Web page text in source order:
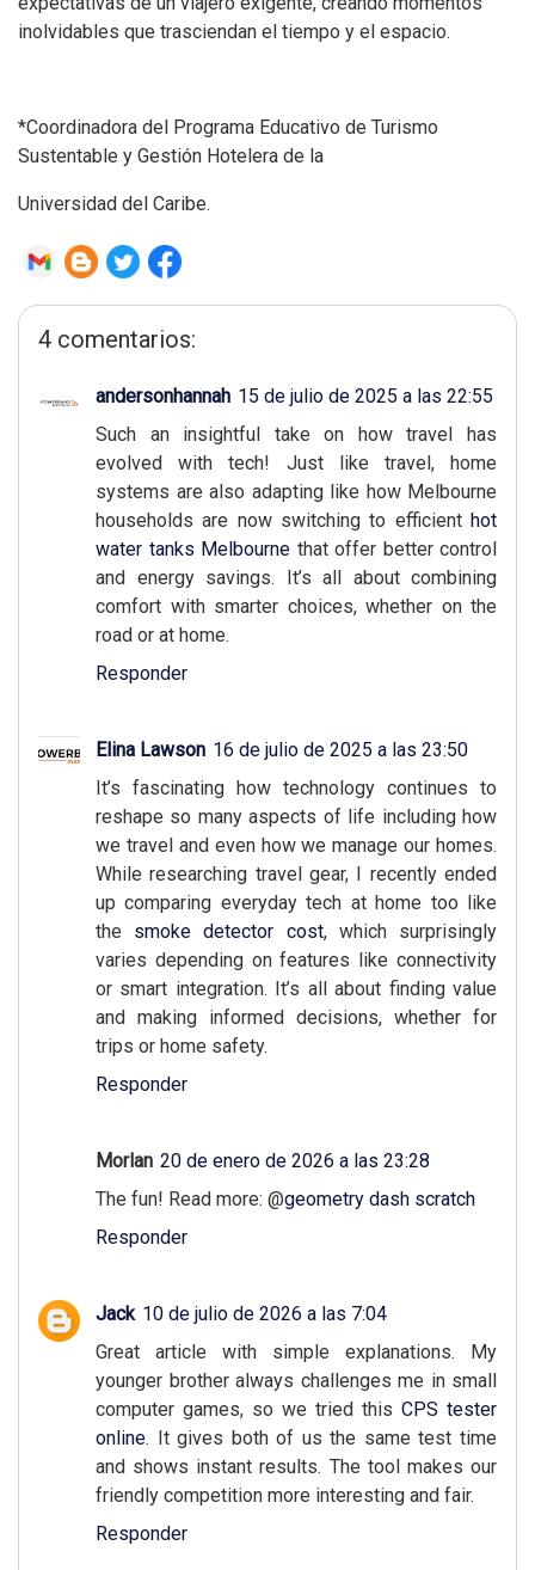
inolvidables que trasciendan el tiempo y el espacio.
*Coordinadora del Programa Educativo de Turismo
Sustentable y Gestión Hotelera de la
Universidad del Caribe.
4 comentarios:
andersonhannah 15 de julio de 2025 a las 22:55
Such an insightful take on how travel has
evolved with tech! Just like travel, home
systems are also adapting like how Melbourne
households are now switching to efficient hot
water tanks Melbourne that offer better control
and energy savings. It’s all about combining
comfort with smarter choices, whether on the
road or at home.
Responder
Elina Lawson 16 de julio de 2025 a las 23:50
It’s fascinating how technology continues to
reshape so many aspects of life including how
we travel and even how we manage our homes.
While researching travel gear, I recently ended
up comparing everyday tech at home too like
the smoke detector cost, which surprisingly
varies depending on features like connectivity
or smart integration. It’s all about finding value
and making informed decisions, whether for
trips or home safety.
Responder
Morlan 20 de enero de 2026 a las 23:28
The fun! Read more: @geometry dash scratch
Responder
Jack 10 de julio de 2026 a las 7:04
Great article with simple explanations. My
younger brother always challenges me in small
computer games, so we tried this CPS tester
online. It gives both of us the same test time
and shows instant results. The tool makes our
friendly competition more interesting and fair.
Responder